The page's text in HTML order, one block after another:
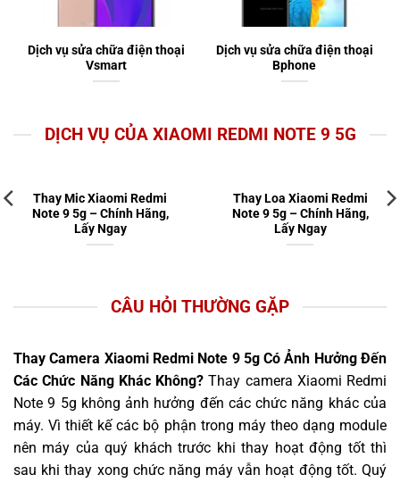
Dịch vụ sửa chữa điện thoại
Vsmart
Dịch vụ sửa chữa điện thoại
Bphone
DỊCH VỤ CỦA XIAOMI REDMI NOTE 9 5G
Thay Mic Xiaomi Redmi
Note 9 5g – Chính Hãng,
Lấy Ngay
Thay Loa Xiaomi Redmi
Note 9 5g – Chính Hãng,
Lấy Ngay
CÂU HỎI THƯỜNG GẶP
Thay Camera Xiaomi Redmi Note 9 5g Có Ảnh Hưởng Đến
Các Chức Năng Khác Không? Thay camera Xiaomi Redmi
Note 9 5g không ảnh hưởng đến các chức năng khác của
máy. Vì thiết kế các bộ phận trong máy theo dạng module
nên máy của quý khách trước khi thay hoạt động tốt thì
sau khi thay xong chức năng máy vẫn hoạt động tốt. Quý